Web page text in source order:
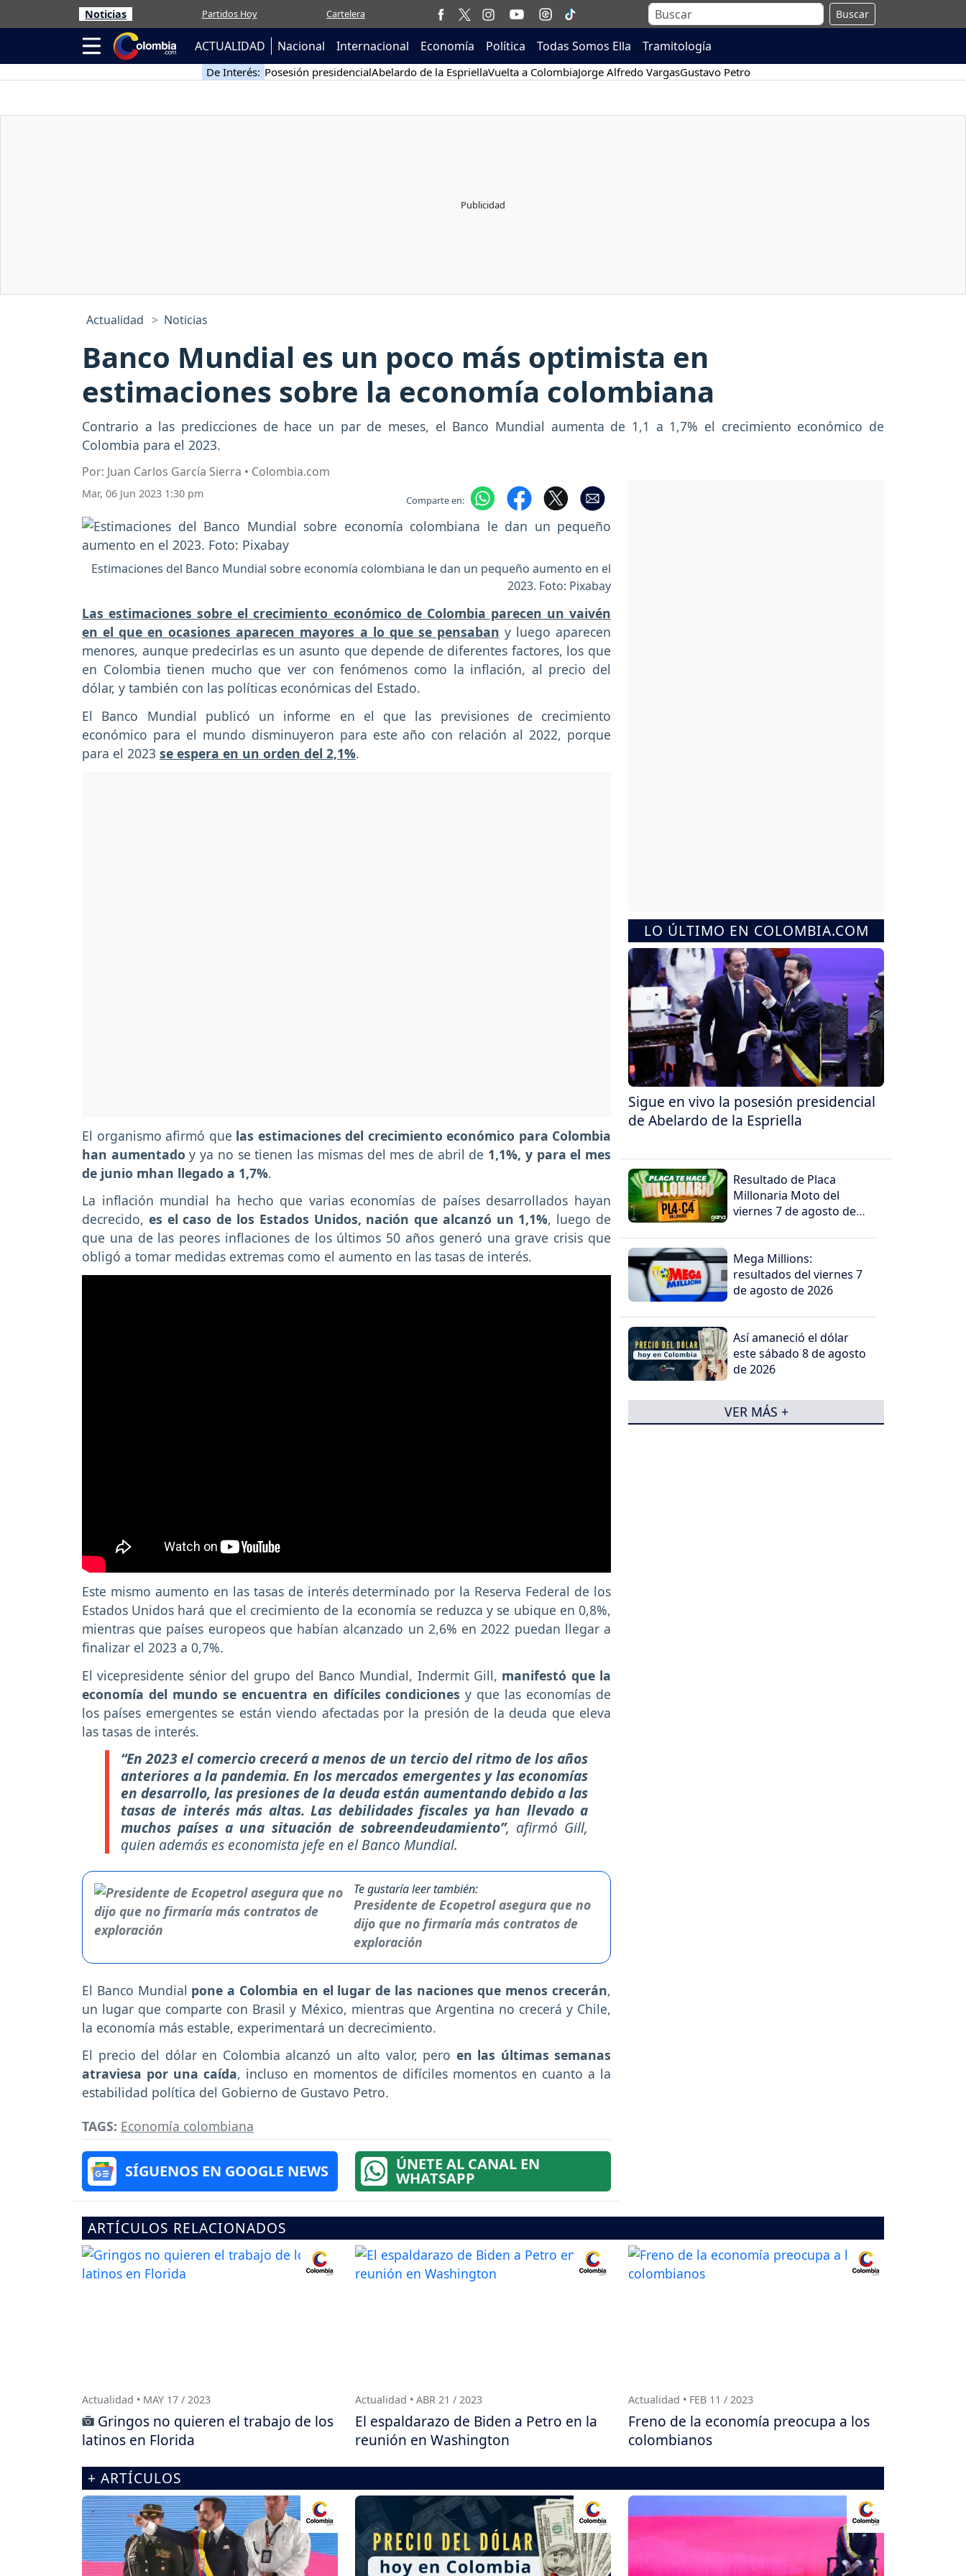
Noticias Partidos Hoy Cartelera Buscar
ACTUALIDAD Nacional Internacional Economía Política Todas Somos Ella Tramitología
De Interés: Posesión presidencialAbelardo de la EspriellaVuelta a ColombiaJorge Alfredo VargasGustavo Petro
Actualidad Noticias
Banco Mundial es un poco más optimista en
estimaciones sobre la economía colombiana
Contrario a las predicciones de hace un par de meses, el Banco Mundial aumenta de 1,1 a 1,7% el crecimiento económico de
Colombia para el 2023.
Por: Juan Carlos García Sierra • Colombia.com
Mar, 06 Jun 2023 1:30 pm Comparte en:
Estimaciones del Banco Mundial sobre economía colombiana le dan un pequeño aumento en el
2023. Foto: Pixabay
Las estimaciones sobre el crecimiento económico de Colombia parecen un vaivén
en el que en ocasiones aparecen mayores a lo que se pensaban y luego aparecen
menores, aunque predecirlas es un asunto que depende de diferentes factores, los que
en Colombia tienen mucho que ver con fenómenos como la inflación, al precio del
dólar, y también con las políticas económicas del Estado.
El Banco Mundial publicó un informe en el que las previsiones de crecimiento
económico para el mundo disminuyeron para este año con relación al 2022, porque
para el 2023 se espera en un orden del 2,1%.
El organismo afirmó que las estimaciones del crecimiento económico para Colombia
han aumentado y ya no se tienen las mismas del mes de abril de 1,1%, y para el mes
de junio mhan llegado a 1,7%.
La inflación mundial ha hecho que varias economías de países desarrollados hayan
decrecido, es el caso de los Estados Unidos, nación que alcanzó un 1,1%, luego de
que una de las peores inflaciones de los últimos 50 años generó una grave crisis que
obligó a tomar medidas extremas como el aumento en las tasas de interés.
Este mismo aumento en las tasas de interés determinado por la Reserva Federal de los
Estados Unidos hará que el crecimiento de la economía se reduzca y se ubique en 0,8%,
mientras que países europeos que habían alcanzado un 2,6% en 2022 puedan llegar a
finalizar el 2023 a 0,7%.
El vicepresidente sénior del grupo del Banco Mundial, Indermit Gill, manifestó que la
economía del mundo se encuentra en difíciles condiciones y que las economías de
los países emergentes se están viendo afectadas por la presión de la deuda que eleva
las tasas de interés.
“En 2023 el comercio crecerá a menos de un tercio del ritmo de los años
anteriores a la pandemia. En los mercados emergentes y las economías
en desarrollo, las presiones de la deuda están aumentando debido a las
tasas de interés más altas. Las debilidades fiscales ya han llevado a
muchos países a una situación de sobreendeudamiento”, afirmó Gill,
quien además es economista jefe en el Banco Mundial.
Te gustaría leer también:
Presidente de Ecopetrol asegura que no
dijo que no firmaría más contratos de
exploración
El Banco Mundial pone a Colombia en el lugar de las naciones que menos crecerán,
un lugar que comparte con Brasil y México, mientras que Argentina no crecerá y Chile,
la economía más estable, experimentará un decrecimiento.
El precio del dólar en Colombia alcanzó un alto valor, pero en las últimas semanas
atraviesa por una caída, incluso en momentos de difíciles momentos en cuanto a la
estabilidad política del Gobierno de Gustavo Petro.
TAGS: Economía colombiana
SÍGUENOS EN GOOGLE NEWS ÚNETE AL CANAL EN
WHATSAPP
LO ÚLTIMO EN COLOMBIA.COM
Sigue en vivo la posesión presidencial
de Abelardo de la Espriella
Resultado de Placa
Millonaria Moto del
viernes 7 de agosto de
Mega Millions:
resultados del viernes 7
de agosto de 2026
Así amaneció el dólar
este sábado 8 de agosto
de 2026
VER MÁS +
ARTÍCULOS RELACIONADOS
Actualidad • MAY 17 / 2023
Gringos no quieren el trabajo de los
latinos en Florida
Actualidad • ABR 21 / 2023
El espaldarazo de Biden a Petro en la
reunión en Washington
Actualidad • FEB 11 / 2023
Freno de la economía preocupa a los
colombianos
+ ARTÍCULOS